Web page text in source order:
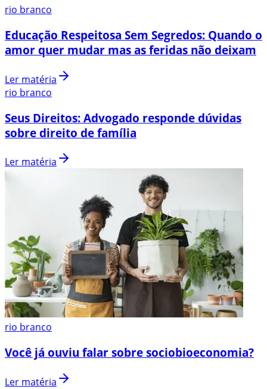
rio branco
Educação Respeitosa Sem Segredos: Quando o
amor quer mudar mas as feridas não deixam
Ler matéria
rio branco
Seus Direitos: Advogado responde dúvidas
sobre direito de família
Ler matéria
rio branco
Você já ouviu falar sobre sociobioeconomia?
Ler matéria